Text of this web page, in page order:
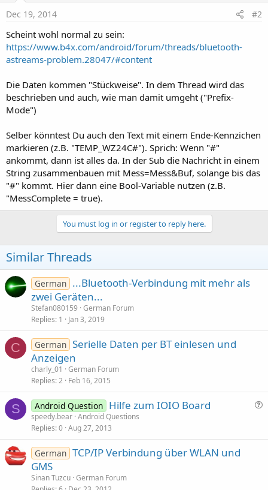
Dec 19, 2014 #2
Scheint wohl normal zu sein:
https://www.b4x.com/android/forum/threads/bluetooth-
astreams-problem.28047/#content
Die Daten kommen "Stückweise". In dem Thread wird das
beschrieben und auch, wie man damit umgeht ("Prefix-
Mode")
Selber könntest Du auch den Text mit einem Ende-Kennzichen
markieren (z.B. "TEMP_WZ24C#"). Sprich: Wenn "#"
ankommt, dann ist alles da. In der Sub die Nachricht in einem
String zusammenbauen mit Mess=Mess&Buf, solange bis das
"#" kommt. Hier dann eine Bool-Variable nutzen (z.B.
"MessComplete = true).
You must log in or register to reply here.
Similar Threads
German ...Bluetooth-Verbindung mit mehr als
zwei Geräten...
Stefan080159 German Forum
Replies 1 Jan 3, 2019
C German Serielle Daten per BT einlesen und
Anzeigen
charly_01
German Forum
Replies 2 Feb 16, 2015
S Android Question Hilfe zum IOIO Board
speedy.bear Android Questions
Replies 0 Aug 27, 2013
German TCP/IP Verbindung über WLAN und
GMS
Sinan Tuzcu German Forum